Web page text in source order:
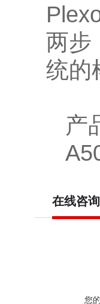
两步
统的
产
在线咨询
您